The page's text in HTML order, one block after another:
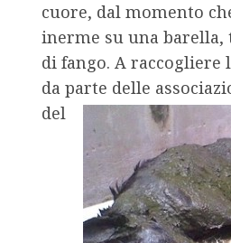
cuore, dal momento
inerme su una
di fango. A raccogliere
da parte delle
del